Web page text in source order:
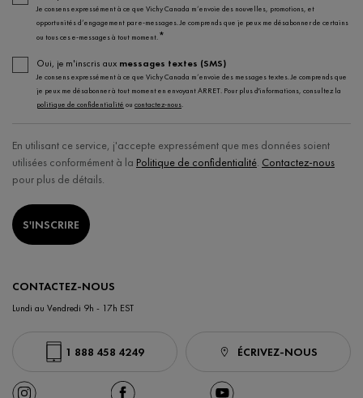
Je consens expressément à ce que Vichy Canada m’envoie des nouvelles, promotions, et
opportunités d’engagement par e-messages. Je comprends que je peux me désabonner de certains
ou tous ces e-messages à tout moment.*
Oui, je m'inscris aux messages textes (SMS)
Je consens expressément à ce que Vichy Canada m’envoie des messages textes. Je comprends que
je peux me désabonner à tout moment en envoyant ARRET. Pour plus d'informations, consultez la
politique de confidentialité ou contactez-nous.
En utilisant ce service, j'accepte expressément que mes données soient
utilisées conformément à la Politique de confidentialité. Contactez-nous
pour plus de détails.
S'INSCRIRE
CONTACTEZ-NOUS
Lundi au Vendredi 9h - 17h EST
1 888 458 4249 ÉCRIVEZ-NOUS